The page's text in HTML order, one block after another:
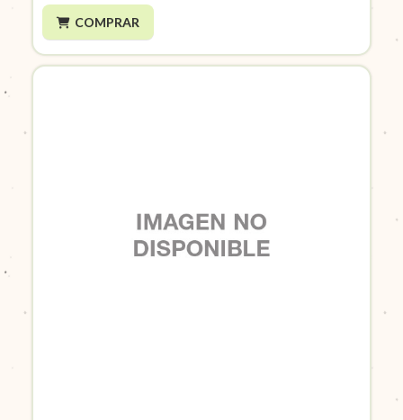
COMPRAR